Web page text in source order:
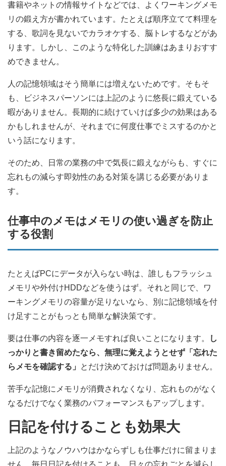
書籍やネットの情報サイトなどでは、よくワーキングメモ
リの鍛え方が書かれています。たとえば順序立てて料理を
する、歌詞を見ないでカラオケする、脳トレするなどがあ
ります。しかし、このような特化した訓練はあまりおすす
めできません。
人の記憶領域はそう簡単には増えないためです。そもそ
も、ビジネスパーソンには上記のように悠長に鍛えている
暇がありません。長期的に続けていけば多少の効果はある
かもしれませんが、それまでに何度仕事でミスするのかと
いう話になります。
そのため、日常の業務の中で気長に鍛えながらも、すぐに
忘れもの減らす即効性のある対策を講じる必要がありま
す。
仕事中のメモはメモリの使い過ぎを防止
する役割
たとえばPCにデータが入らない時は、誰しもフラッシュ
メモリや外付けHDDなどを使うはず。それと同じで、ワ
ーキングメモリの容量が足りないなら、別に記憶領域を付
け足すことがもっとも簡単な解決策です。
要は仕事の内容を逐一メモすれば良いことになります。
し
っかりと書き留めたなら、無理に覚えようとせず「忘れた
らメモを確認する」
とだけ決めておけば問題ありません。
苦手な記憶にメモリが消費されなくなり、忘れものがなく
なるだけでなく業務のパフォーマンスもアップします。
日記を付けることも効果大
上記のようなノウハウはかならずしも仕事だけに留まりま